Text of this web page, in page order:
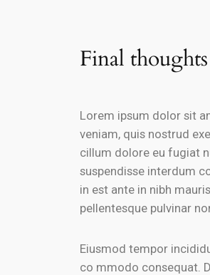
Final
Lorem ipsum dolor sit
veniam, quis nostrud
cillum dolore eu fugiat
suspendisse interdum
in est ante in nibh
pellentesque pulvinar
Eiusmod tempor
co mmodo consequat.